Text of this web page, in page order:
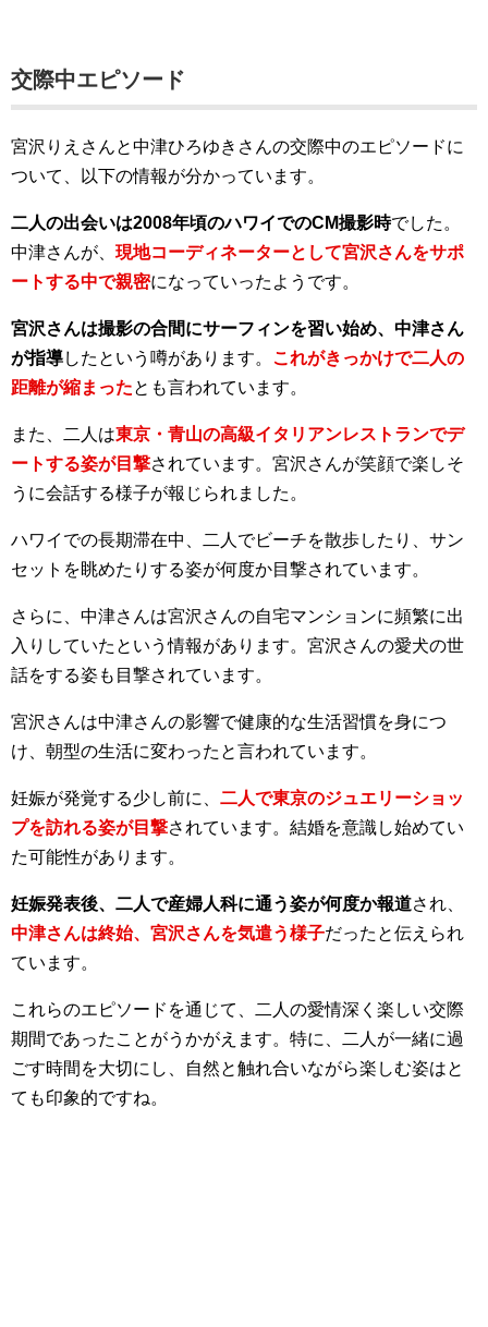
交際中エピソード
宮沢りえさんと中津ひろゆきさんの交際中のエピソードに
ついて、以下の情報が分かっています。
二人の出会いは2008年頃のハワイでのCM撮影時でした。
中津さんが、 現地コーディネーターとして宮沢さんをサポ
ートする中で親密になっていったようです。
宮沢さんは撮影の合間にサーフィンを習い始め、中津さん
が指導したという噂があります。 これがきっかけで二人の
距離が縮まったとも言われています。
また、二人は東京・青山の高級イタリアンレストランでデ
ートする姿が目撃されています。 宮沢さんが笑顔で楽しそ
うに会話する様子が報じられました。
ハワイでの長期滞在中、二人でビーチを散歩したり、サン
セットを眺めたりする姿が何度か目撃されています。
さらに、中津さんは宮沢さんの自宅マンションに頻繁に出
入りしていたという情報があります。 宮沢さんの愛犬の世
話をする姿も目撃されています。
宮沢さんは中津さんの影響で健康的な生活習慣を身につ
け、朝型の生活に変わったと言われています。
妊娠が発覚する少し前に、 二人で東京のジュエリーショッ
プを訪れる姿が目撃されています。 結婚を意識し始めてい
た可能性があります。
妊娠発表後、二人で産婦人科に通う姿が何度か報道され、
中津さんは終始、宮沢さんを気遣う様子だったと伝えられ
ています。
これらのエピソードを通じて、二人の愛情深く楽しい交際
期間であったことがうかがえます。 特に、二人が一緒に過
ごす時間を大切にし、自然と触れ合いながら楽しむ姿はと
ても印象的ですね。